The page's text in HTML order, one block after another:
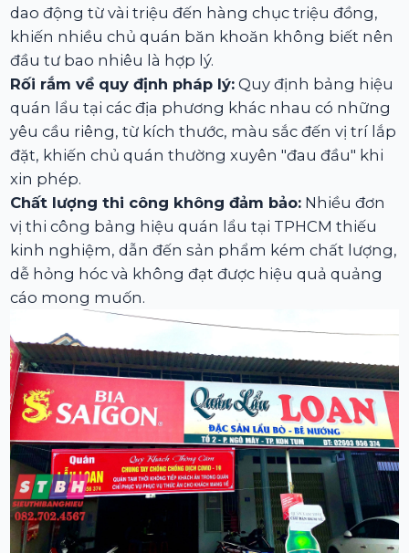
dao động từ vài triệu đến hàng chục triệu đồng,
khiến nhiều chủ quán băn khoăn không biết nên
đầu tư bao nhiêu là hợp lý.
Rối rắm về quy định pháp lý: Quy định bảng hiệu
quán lẩu tại các địa phương khác nhau có những
yêu cầu riêng, từ kích thước, màu sắc đến vị trí lắp
đặt, khiến chủ quán thường xuyên "đau đầu" khi
xin phép.
Chất lượng thi công không đảm bảo: Nhiều đơn
vị thi công bảng hiệu quán lẩu tại TPHCM thiếu
kinh nghiệm, dẫn đến sản phẩm kém chất lượng,
dễ hỏng hóc và không đạt được hiệu quả quảng
cáo mong muốn.